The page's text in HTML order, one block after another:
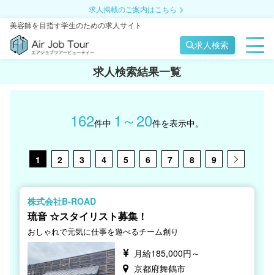
求人掲載のご案内はこちら
美容師を目指す学生のための求人サイト
求人検索
求人検索結果一覧
162件中 1～20件を表示中。
1 2 3 4 5 6 7 8 9
株式会社B-ROAD
琉音 ☆スタイリスト募集！
おしゃれで元気に仕事を遊べるチーム創り
月給185,000円～
京都府舞鶴市